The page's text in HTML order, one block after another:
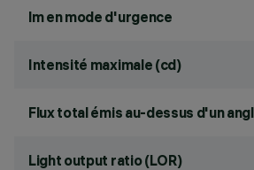
lm en mode d'urgence
Intensité maximale (cd)
Flux total émis au-dessus d'un
Light output ratio (LOR)